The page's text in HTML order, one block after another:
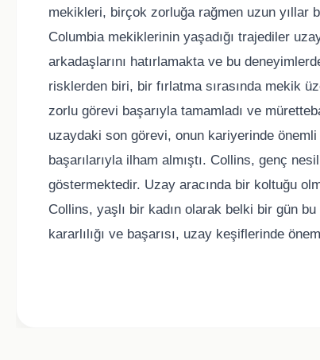
mekikleri, birçok zorluğa rağmen uzun yıllar
Columbia mekiklerinin yaşadığı trajediler
arkadaşlarını hatırlamakta ve bu
risklerden biri, bir fırlatma sırasında mekik
zorlu görevi başarıyla tamamladı ve
uzaydaki son görevi, onun kariyerinde
başarılarıyla ilham almıştı. Collins, genç
göstermektedir. Uzay aracında bir koltuğu
Collins, yaşlı bir kadın olarak belki bir gün
kararlılığı ve başarısı, uzay keşiflerinde